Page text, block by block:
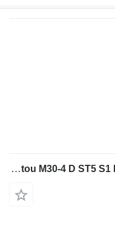
Manitou M30-4 D ST5 S1 EU Diesel, 4x4 Drive, 3t Capacity